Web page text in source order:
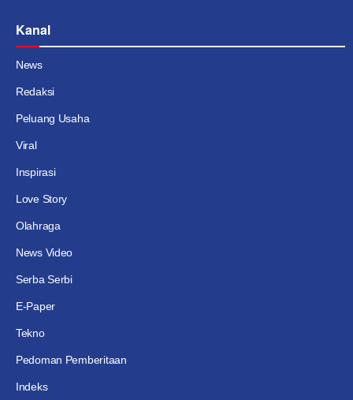
Kanal
News
Redaksi
Peluang Usaha
Viral
Inspirasi
Love Story
Olahraga
News Video
Serba Serbi
E-Paper
Tekno
Pedoman Pemberitaan
Indeks